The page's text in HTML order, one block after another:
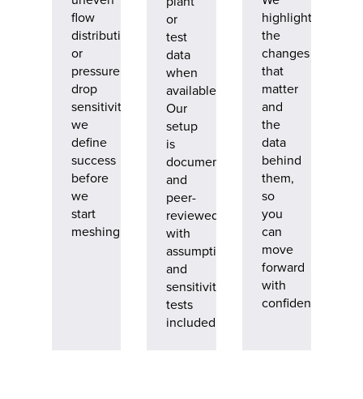
flow
distribution,
or
pressure
drop
sensitivity,
we
define
success
before
we
start
meshing.
or
test
data
when
available.
Our
setup
is
documented
and
peer-
reviewed,
with
assumptions
and
sensitivity
tests
included.
highlight
the
changes
that
matter
and
the
data
behind
them,
so
you
can
move
forward
with
confidence.